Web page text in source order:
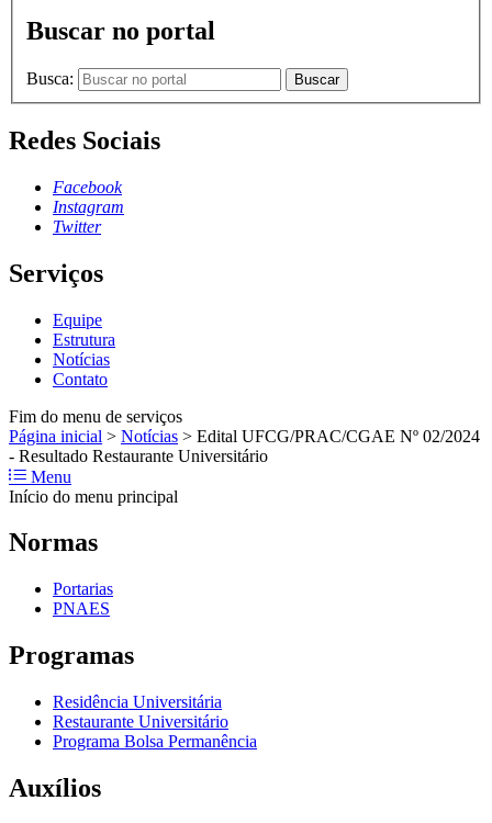
Buscar no portal
Busca: Buscar
Redes Sociais
Facebook
Instagram
Twitter
Serviços
Equipe
Estrutura
Notícias
Contato
Fim do menu de serviços
Página inicial > Notícias > Edital UFCG/PRAC/CGAE Nº 02/2024
- Resultado Restaurante Universitário
Menu
Início do menu principal
Normas
Portarias
PNAES
Programas
Residência Universitária
Restaurante Universitário
Programa Bolsa Permanência
Auxílios